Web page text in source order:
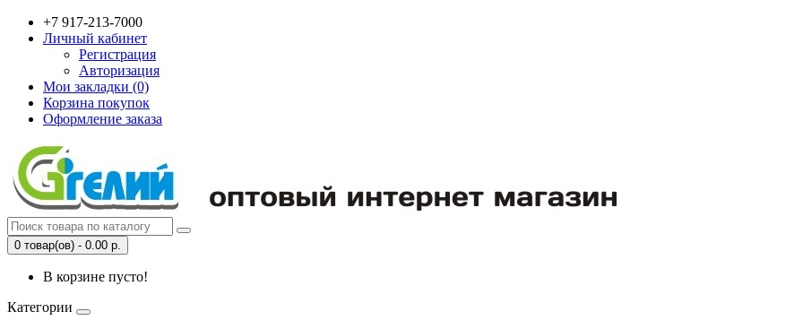
+7 917-213-7000
Личный кабинет
Регистрация
Авторизация
Мои закладки (0)
Корзина покупок
Оформление заказа
0 товар(ов) - 0.00 р.
В корзине пусто!
Категории